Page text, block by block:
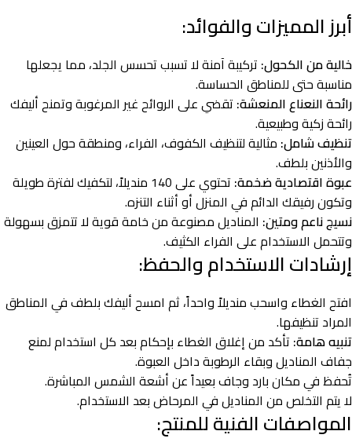
أبرز المميزات والفوائد:
خالية من الكحول: تركيبة آمنة لا تسبب تحسس الجلد، مما يجعلها
مناسبة حتى للمناطق الحساسة.
رائحة النعناع المنعشة: تقضي على الروائح غير المرغوبة وتمنح أليفك
رائحة زكية وطبيعية.
تنظيف شامل: مثالية لتنظيف الكفوف، الفراء، ومنطقة حول العينين
والأذنين بلطف.
عبوة اقتصادية ضخمة:
تحتوي على 140 منديلاً، لتكفيك لفترة طويلة
وتكون رفيقك الدائم في المنزل أو أثناء التنزه.
نسيج ناعم ومتين: المناديل مصنوعة من خامة قوية لا تتمزق بسهولة
وتتحمل الاستخدام على الفراء الكثيف.
إرشادات الاستخدام والحفظ:
افتح الغطاء واسحب منديلاً واحداً، ثم امسح أليفك بلطف في المناطق
المراد تنظيفها.
تنبيه هامة: تأكد من إغلاق الغطاء بإحكام بعد كل استخدام لمنع
جفاف المناديل وبقاء الرطوبة داخل العبوة.
تُحفظ في مكان بارد وجاف بعيداً عن أشعة الشمس المباشرة.
لا يتم التخلص من المناديل في المرحاض بعد الاستخدام.
المواصفات الفنية للمنتج: